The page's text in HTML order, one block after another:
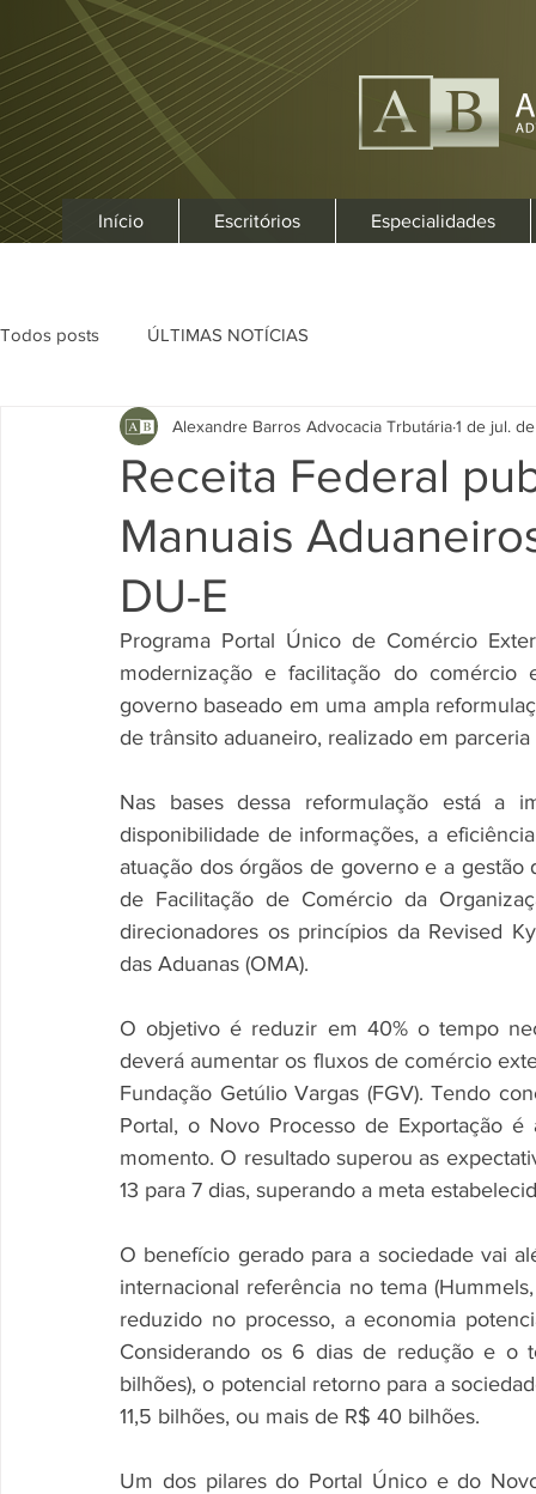
Início Escritórios Especialidades
Todos posts ÚLTIMAS NOTÍCIAS
Receita Federal
Manuais
DU-E
Alexandre Barros Advocacia Trbutária1 de jul.
Programa Portal Único de Comércio
modernização e facilitação do comércio
governo baseado em uma ampla
de trânsito aduaneiro, realizado em
Nas bases dessa reformulação está a
disponibilidade de informações, a
atuação dos órgãos de governo e a
de Facilitação de Comércio da
direcionadores os princípios da Revised
das Aduanas (OMA).
O objetivo é reduzir em 40% o tempo
deverá aumentar os fluxos de comércio
Fundação Getúlio Vargas (FGV). Tendo
Portal, o Novo Processo de Exportação
momento. O resultado superou as
13 para 7 dias, superando a meta
O benefício gerado para a sociedade vai
internacional referência no tema
reduzido no processo, a economia
Considerando os 6 dias de redução e o
bilhões), o potencial retorno para a
11,5 bilhões, ou mais de R$ 40 bilhões.
Um dos pilares do Portal Único e do